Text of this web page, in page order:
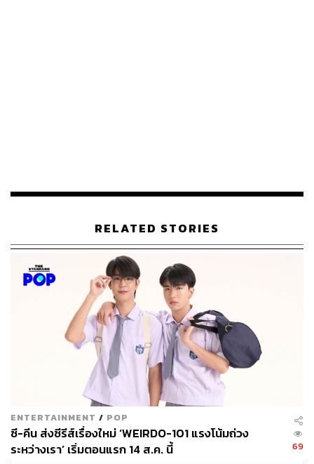
ในวันที่กระแส BL ค่อนข้างนิ่ง และ GL กลายเป็นคลื่นลูก
ลองนับกันแบบคร่าวๆ ประเทศไทยเริ่มทำซีรีส์ Boy’s Love
มาเกือบจะครบ 10 ปีแล้ว ตลอดเวลาที่ผ่านมา เรามักจะเห็น
การเติบโตของวงการในแง่กระแสและจำนวนคอนเทนต์ที่
เพิ่มมากขึ้นอยู่ตลอด โดยเฉพาะช่วงปี 2563-2665 ที่วายไทย
เริ่มกระโดดไปอยู่ในหน้าไทม์ไลน์ของชาวต่างชาติ จนติดเท
รนด์ทวิตเตอร์โลกอยู่บ่อยครั้ง
RELATED STORIES
ENTERTAINMENT / POP
ซี-คีน ส่งซีรีส์เรื่องใหม่ ‘WEIRDO-101 แรงโน้มถ่วง
ระหว่างเรา’ เริ่มตอนแรก 14 ส.ค. นี้
69